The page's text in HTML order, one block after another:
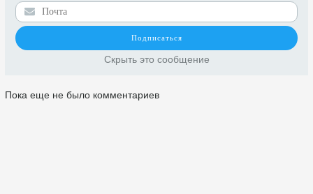
Скрыть это сообщение
Пока еще не было комментариев